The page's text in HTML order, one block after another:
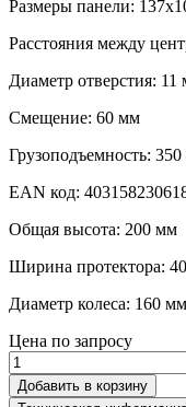
Размеры панели:
Расстояния между
Диаметр отверстия: 11
Смещение: 60 мм
Грузоподъемность: 350
EAN код:
Общая высота: 200 мм
Ширина протектора:
Диаметр колеса: 160 мм
Цена по запросу
Добавить в корзину